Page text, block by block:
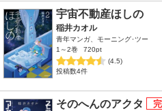
宇宙不動産ほしの
稲井カオル
青年マンガ、モーニング･ツー
1～2巻
720pt
(4.5)
投稿数4件
そのへんのアクタ